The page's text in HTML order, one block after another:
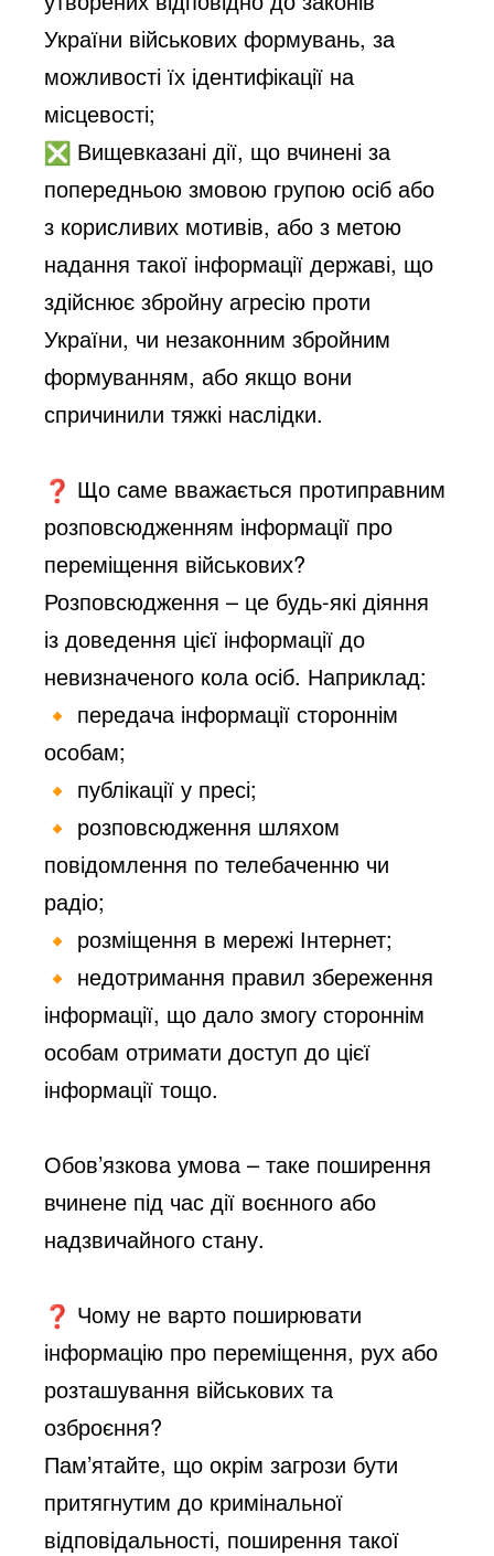
України військових формувань, за
можливості їх ідентифікації на
місцевості;
Вищевказані дії, що вчинені за
попередньою змовою групою осіб або
з корисливих мотивів, або з метою
надання такої інформації державі, що
здійснює збройну агресію проти
України, чи незаконним збройним
формуванням, або якщо вони
спричинили тяжкі наслідки.
Що саме вважається протиправним
розповсюдженням інформації про
переміщення військових?
Розповсюдження – це будь-які діяння
із доведення цієї інформації до
невизначеного кола осіб. Наприклад:
передача інформації стороннім
особам;
публікації у пресі;
розповсюдження шляхом
повідомлення по телебаченню чи
радіо;
розміщення в мережі Інтернет;
недотримання правил збереження
інформації, що дало змогу стороннім
особам отримати доступ до цієї
інформації тощо.
Обов’язкова умова – таке поширення
вчинене під час дії воєнного або
надзвичайного стану.
Чому не варто поширювати
інформацію про переміщення, рух або
розташування військових та
озброєння?
Пам’ятайте, що окрім загрози бути
притягнутим до кримінальної
відповідальності, поширення такої